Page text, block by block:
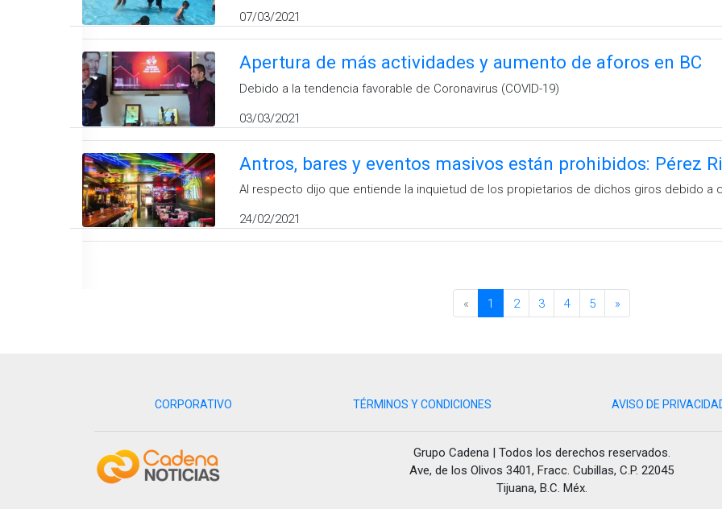
07/03/2021
Apertura de más actividades y aumento de aforos en BC
Debido a la tendencia favorable de Coronavirus (COVID-19)
03/03/2021
Antros, bares y eventos masivos están prohibidos: Pérez
Al respecto dijo que entiende la inquietud de los propietarios de dichos giros debido a
24/02/2021
« 1 2 3 4 5 »
CORPORATIVO TÉRMINOS Y CONDICIONES AVISO DE
Grupo Cadena | Todos los derechos reservados.
Ave, de los Olivos 3401, Fracc. Cubillas, C.P. 22045
Tijuana, B.C. Méx.